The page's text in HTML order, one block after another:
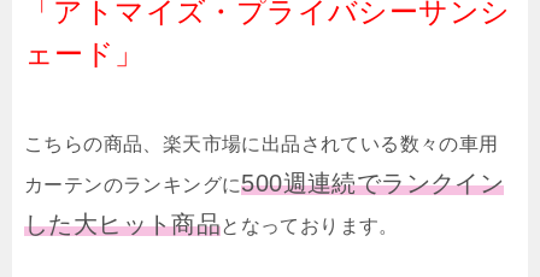
「アトマイズ・プライバシーサンシ
ェード」
こちらの商品、楽天市場に出品されている数々の車用
カーテンのランキングに500週連続でランクイン
した大ヒット商品となっております。